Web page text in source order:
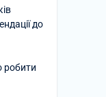
до
робити